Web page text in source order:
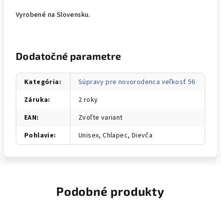
Vyrobené na Slovensku.
Dodatočné parametre
Kategória:
Súpravy pre novorodenca veľkosť 56
Záruka:
2 roky
EAN:
Zvoľte variant
Pohlavie: Unisex, Chlapec, Dievča
Podobné produkty